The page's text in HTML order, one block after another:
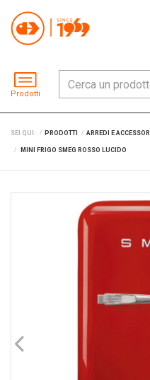
Prodotti
SEI QUI: PRODOTTI ARREDI E ACCESSORI
MINI FRIGO SMEG ROSSO LUCIDO